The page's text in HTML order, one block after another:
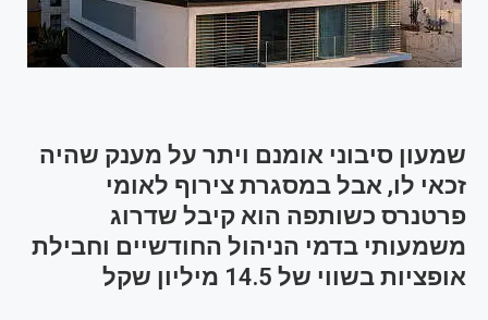
שמעון סיבוני אומנם ויתר על מענק שהיה
זכאי לו, אבל במסגרת צירוף לאומי
פרטנרס כשותפה הוא קיבל שדרוג
משמעותי בדמי הניהול החודשיים וחבילת
אופציות בשווי של 14.5 מיליון שקל